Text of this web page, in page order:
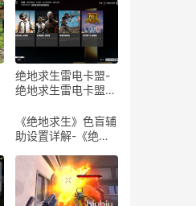
绝地求生雷电卡盟-
绝地求生雷电卡盟平
《绝地求生》色盲辅
助设置详解-《绝地
设置与体验